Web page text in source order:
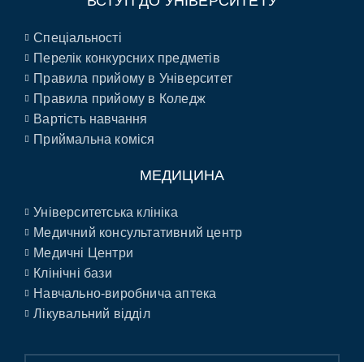
Спеціальності
Перелік конкурсних предметів
Правила прийому в Університет
Правила прийому в Коледж
Вартість навчання
Приймальна коміся
МЕДИЦИНА
Університетська клініка
Медичний консультативний центр
Медичні Центри
Клінічні бази
Навчально-виробнича аптека
Лікувальний відділ